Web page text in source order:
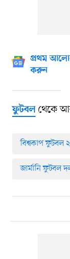
প্রথম
করুন
ফুটবলথেকে
বিশ্বকাপ ফুটবল
জার্মানি ফুটবল